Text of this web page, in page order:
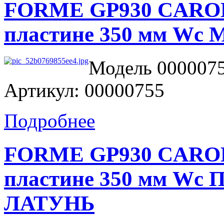
FORME GP930
пластине 350 мм
Модель
Артикул: 00000755
Подробнее
FORME GP930
пластине 350 мм
ЛАТУНЬ